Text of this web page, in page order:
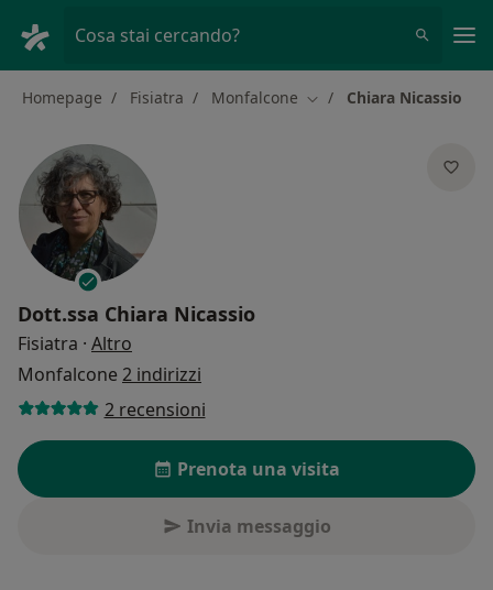
Cosa stai cercando?
Homepage Fisiatra Monfalcone Cambia città
Chiara Nicassio
Dott.ssa Chiara Nicassio
Fisiatra · Altro
Monfalcone 2 indirizzi
2 recensioni
Prenota una visita
Invia messaggio